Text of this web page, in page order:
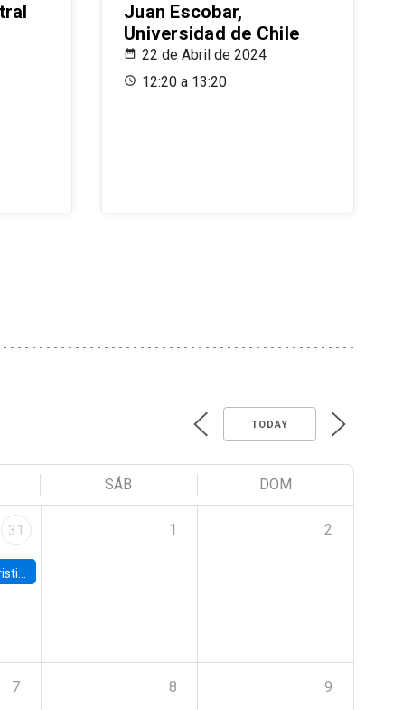
Juan Escobar,
Universidad de Chile
22 de Abril de 2024
12:20 a 13:20
TODAY
SÁB DOM
31
Board
1 2
7 8 9